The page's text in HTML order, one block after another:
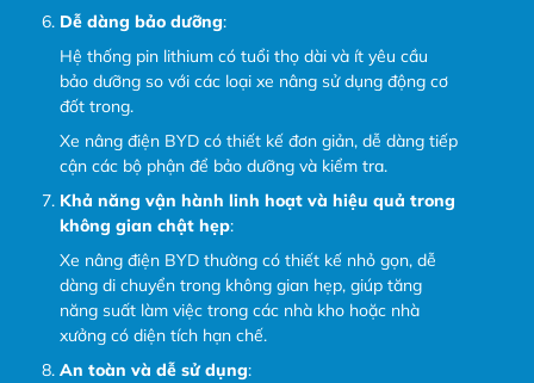
Dễ dàng bảo dưỡng:
Hệ thống pin lithium có tuổi thọ dài và ít yêu cầu
bảo dưỡng so với các loại xe nâng sử dụng động cơ
đốt trong.
Xe nâng điện BYD có thiết kế đơn giản, dễ dàng tiếp
cận các bộ phận để bảo dưỡng và kiểm tra.
Khả năng vận hành linh hoạt và hiệu quả trong
không gian chật hẹp:
Xe nâng điện BYD thường có thiết kế nhỏ gọn, dễ
dàng di chuyển trong không gian hẹp, giúp tăng
năng suất làm việc trong các nhà kho hoặc nhà
xưởng có diện tích hạn chế.
An toàn và dễ sử dụng: